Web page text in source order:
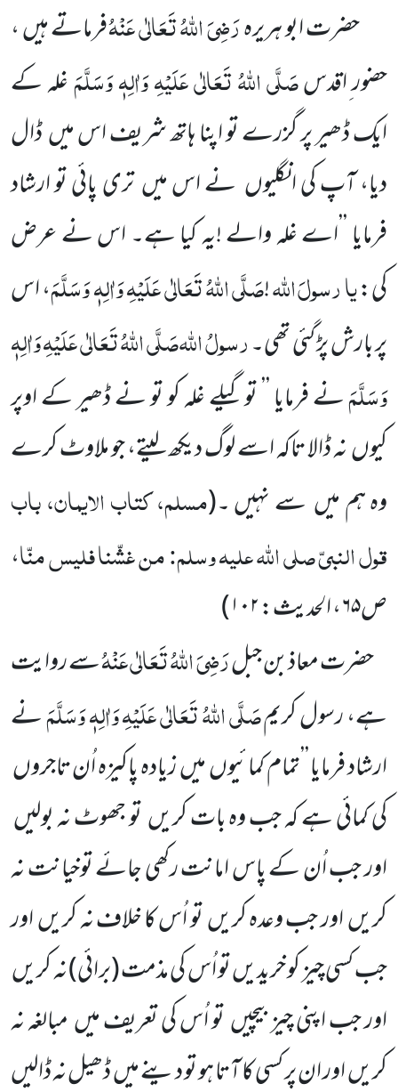
حضرت ابو ہریرہرَضِیَ اللّٰہُ تَعَالٰی عَنْہُفرماتے ہیں ،
حضور ِاقدسصَلَّی اللّٰہُ تَعَالٰی عَلَیْہِ وَاٰلِہٖ وَسَلَّمَغلہ کے
ایک ڈھیر پرگزرے تو اپنا ہاتھ شریف اس میںڈال
دیا، آپ کی انگلیوں نے اس میںتری پائی تو ارشاد
فرمایا ’’اے غلہ والے !یہ کیا ہے۔اس نے عرض
کی:یارسولَاللّٰہ!صَلَّی اللّٰہُ تَعَالٰی عَلَیْہِ وَاٰلِہٖ وَسَلَّمَ،اس
پر بارش پڑ گئی تھی۔رسولُ اللّٰہصَلَّی اللّٰہُ تَعَالٰی عَلَیْہِ وَاٰلِہٖ
وَسَلَّمَنے فرمایا ’’ تو گیلے غلہ کو تو نے ڈھیر کے اوپر
کیوںنہ ڈالا تاکہ اسے لوگ دیکھ لیتے، جو ملاوٹ کرے
وہ ہم میں سے نہیں ۔(مسلم، کتاب الایمان، باب
قول النبیّصلی اللّٰہ علیہ وسلم: من غشّنا فلیس منّا،
ص۶۵، الحدیث:۱۰۲)
حضرت معاذبن جبلرَضِیَ اللّٰہُ تَعَالٰی عَنْہُسے روایت
ہے، رسول کریمصَلَّی اللّٰہُ تَعَالٰی عَلَیْہِ وَاٰلِہٖ وَسَلَّمَنے
ارشاد فرمایا ’’تمام کمائیوںمیںزیادہ پاکیزہ اُن تاجروں
کی کمائی ہے کہ جب وہ بات کریںتو جھوٹ نہ بولیں
اور جب اُن کے پاسامانت رکھی جائے توخیانت نہ
کریںاور جب وعدہ کریںتو اُس کا خلاف نہ کریںاور
جب کسی چیز کو خریدیں تو اُس کی مذمت(برائی)نہ کریں
اور جب اپنی چیز بیچیںتو اُس کی تعریف میںمبالغہ نہ
کریںاور ان پر کسی کا آتا ہو تو دینے میںڈھیل نہ ڈالیں